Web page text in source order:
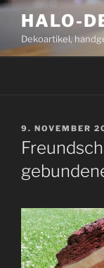
Zum
Inhalt
springen
HALO-
Dekoartikel,
AM
9. NOVEMBER